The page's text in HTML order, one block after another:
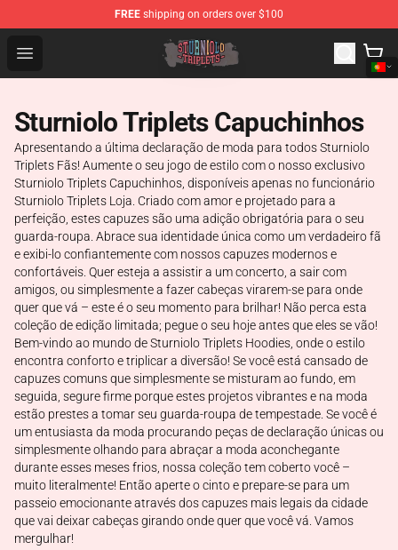
FREE shipping on orders over $100
Open menu
Sturniolo Triplets Shop - Official Sturniolo Triplets
Sturniolo Triplets Capuchinhos
Apresentando a última declaração de moda para todos Sturniolo
Triplets Fãs! Aumente o seu jogo de estilo com o nosso exclusivo
Sturniolo Triplets Capuchinhos, disponíveis apenas no funcionário
Sturniolo Triplets Loja. Criado com amor e projetado para a
perfeição, estes capuzes são uma adição obrigatória para o seu
guarda-roupa. Abrace sua identidade única como um verdadeiro fã
e exibi-lo confiantemente com nossos capuzes modernos e
confortáveis. Quer esteja a assistir a um concerto, a sair com
amigos, ou simplesmente a fazer cabeças virarem-se para onde
quer que vá – este é o seu momento para brilhar! Não perca esta
coleção de edição limitada; pegue o seu hoje antes que eles se vão!
Bem-vindo ao mundo de Sturniolo Triplets Hoodies, onde o estilo
encontra conforto e triplicar a diversão! Se você está cansado de
capuzes comuns que simplesmente se misturam ao fundo, em
seguida, segure firme porque estes projetos vibrantes e na moda
estão prestes a tomar seu guarda-roupa de tempestade. Se você é
um entusiasta da moda procurando peças de declaração únicas ou
simplesmente olhando para abraçar a moda aconchegante
durante esses meses frios, nossa coleção tem coberto você –
muito literalmente! Então aperte o cinto e prepare-se para um
passeio emocionante através dos capuzes mais legais da cidade
que vai deixar cabeças girando onde quer que você vá. Vamos
mergulhar!